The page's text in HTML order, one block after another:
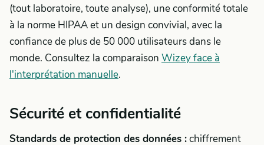
(tout laboratoire, toute analyse), une conformité totale
à la norme HIPAA et un design convivial, avec la
confiance de plus de 50 000 utilisateurs dans le
monde. Consultez la comparaison Wizey face à
l'interprétation manuelle.
Sécurité et confidentialité
Standards de protection des données :chiffrement